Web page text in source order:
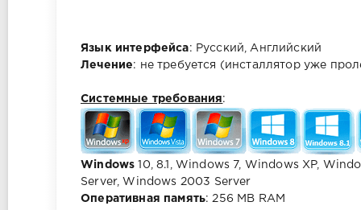
Язык интерфейса: Русский, Английский
Лечение: не требуется (инсталлятор уже
Системные требования:
Windows 10, 8.1, Windows 7, Windows XP,
Server, Windows 2003 Server
Оперативная память: 256 MB RAM